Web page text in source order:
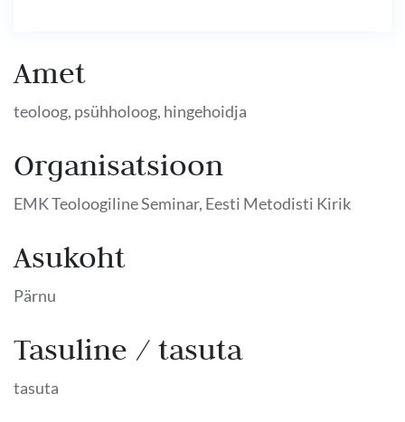
Amet
teoloog, psühholoog, hingehoidja
Organisatsioon
EMK Teoloogiline Seminar, Eesti Metodisti Kirik
Asukoht
Pärnu
Tasuline / tasuta
tasuta